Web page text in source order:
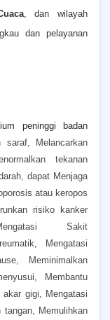
,dan wilayah
dan pelayanan
peninggi badan
saraf,
Melancarkan
tekanan
dapat Menjaga
atau keropos
risiko kanker
Sakit
Mengatasi
Meminimalkan
Membantu
akar gigi,
Mengatasi
tangan,
Memulihkan